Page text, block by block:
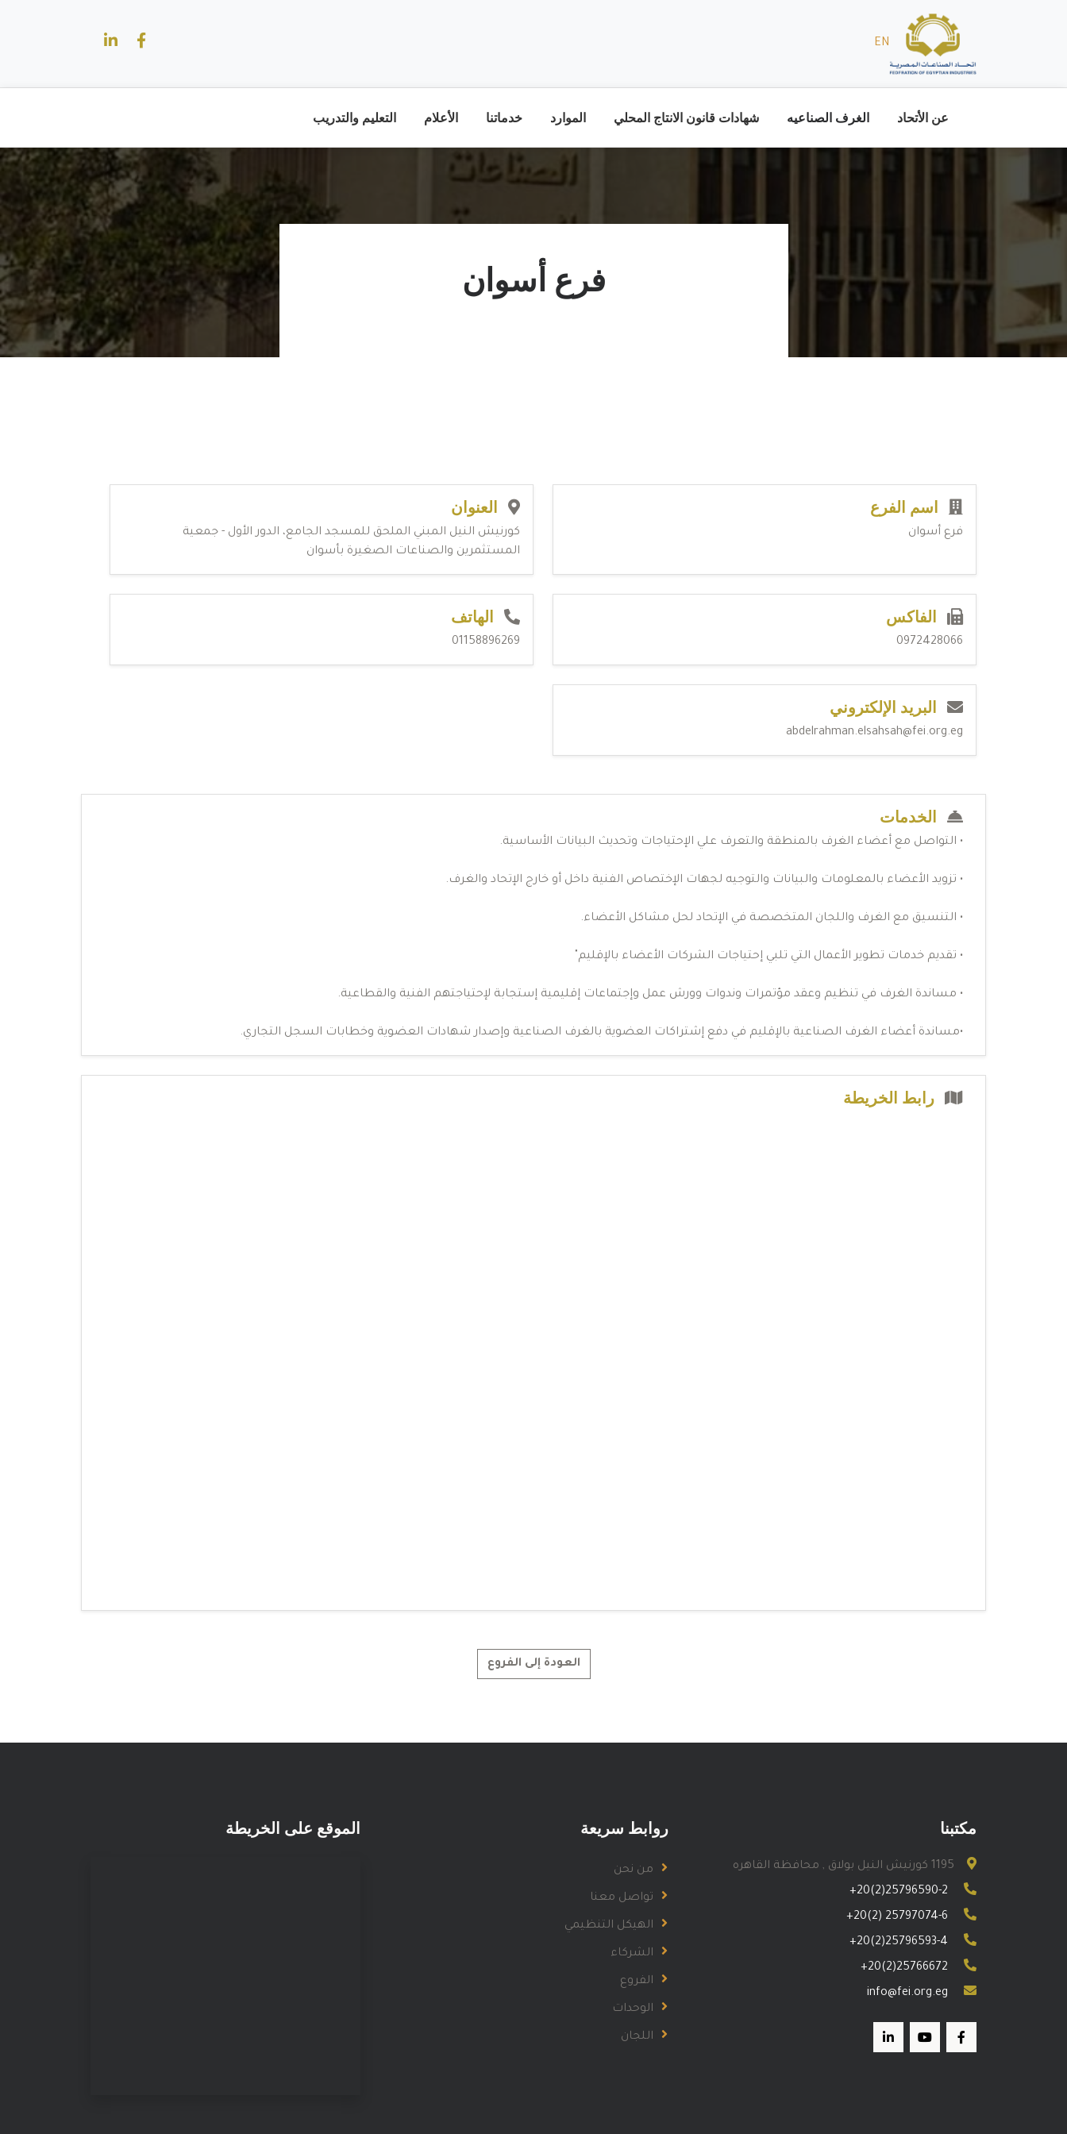
EN
عن الأتحاد الغرف الصناعيه شهادات قانون الانتاج المحلي الموارد خدماتنا الأعلام التعليم والتدريب
فرع أسوان
اسم الفرع
فرع أسوان
العنوان
كورنيش النيل المبني الملحق للمسجد الجامع، الدور الأول - جمعية
المستثمرين والصناعات الصغيرة بأسوان
الفاكس
0972428066
الهاتف
01158896269
البريد الإلكتروني
abdelrahman.elsahsah@fei.org.eg
الخدمات
• التواصل مع أعضاء الغرف بالمنطقة والتعرف علي الإحتياجات وتحديث البيانات الأساسية.
• تزويد الأعضاء بالمعلومات والبيانات والتوجيه لجهات الإختصاص الفنية داخل أو خارج الإتحاد والغرف.
• التنسيق مع الغرف واللجان المتخصصة في الإتحاد لحل مشاكل الأعضاء.
• تقديم خدمات تطوير الأعمال التي تلبي إحتياجات الشركات الأعضاء بالإقليم"
• مساندة الغرف في تنظيم وعقد مؤتمرات وندوات وورش عمل وإجتماعات إقليمية إستجابة لإحتياجتهم الفنية والقطاعية.
•مساندة أعضاء الغرف الصناعية بالإقليم في دفع إشتراكات العضوية بالغرف الصناعية وإصدار شهادات العضوية وخطابات السجل التجاري.
رابط الخريطة
العودة إلى الفروع
مكتبنا
1195 كورنيش النيل بولاق , محافظة القاهره
+20(2)25796590-2
+20(2) 25797074-6
+20(2)25796593-4
+20(2)25766672
info@fei.org.eg
روابط سريعة
من نحن
تواصل معنا
الهيكل التنظيمي
الشركاء
الفروع
الوحدات
اللجان
الموقع على الخريطة